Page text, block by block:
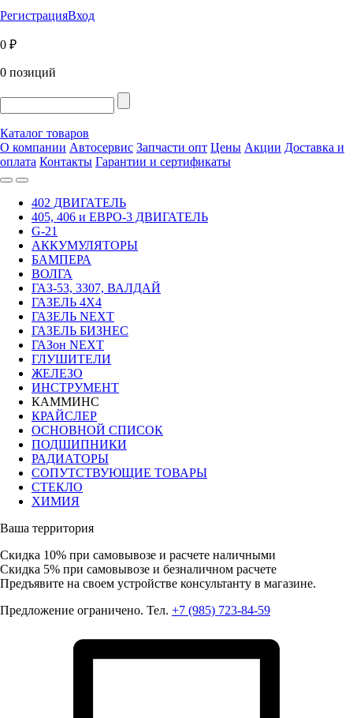
РегистрацияВход
0 ₽
0 позиций
Каталог товаров
О компании Автосервис Запчасти опт Цены Акции Доставка и
оплата Контакты Гарантии и сертификаты
402 ДВИГАТЕЛЬ
405, 406 и ЕВРО-3 ДВИГАТЕЛЬ
G-21
АККУМУЛЯТОРЫ
БАМПЕРА
ВОЛГА
ГАЗ-53, 3307, ВАЛДАЙ
ГАЗЕЛЬ 4Х4
ГАЗЕЛЬ NEXT
ГАЗЕЛЬ БИЗНЕС
ГАЗон NEXT
ГЛУШИТЕЛИ
ЖЕЛЕЗО
ИНСТРУМЕНТ
КАММИНС
КРАЙСЛЕР
ОСНОВНОЙ СПИСОК
ПОДШИПНИКИ
РАДИАТОРЫ
СОПУТСТВУЮЩИЕ ТОВАРЫ
СТЕКЛО
ХИМИЯ
Ваша территория
Скидка 10% при самовывозе и расчете наличными
Скидка 5% при самовывозе и безналичном расчете
Предъявите на своем устройстве консультанту в магазине.
Предложение ограничено. Тел. +7 (985) 723-84-59